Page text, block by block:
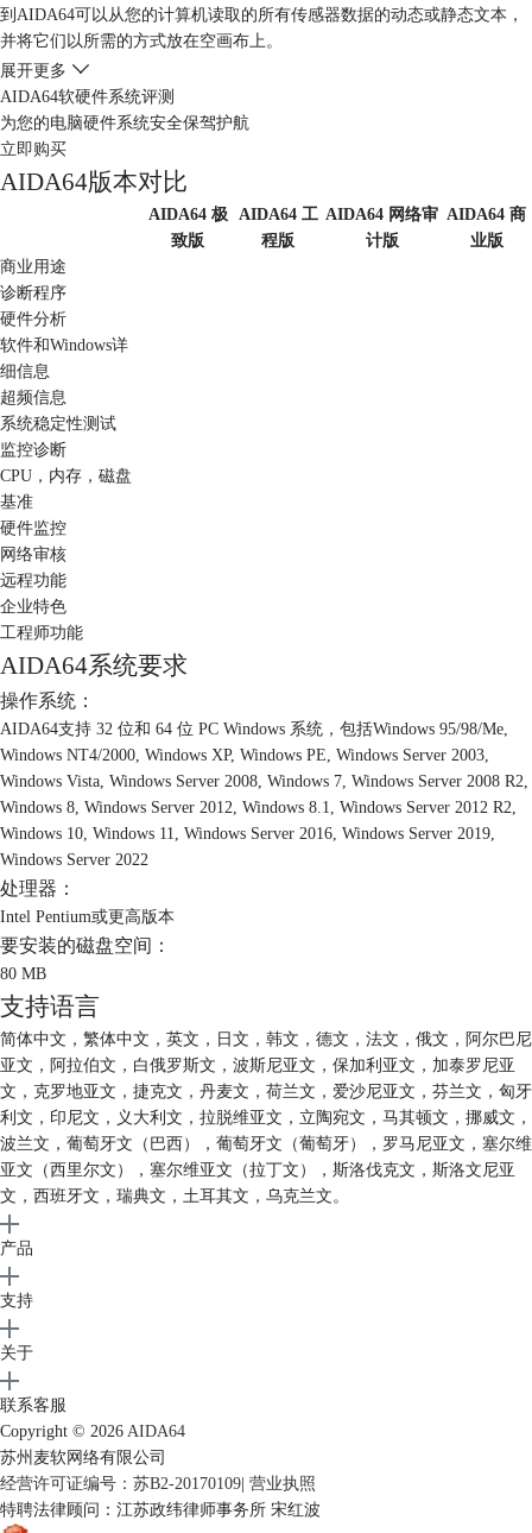
到AIDA64可以从您的计算机读取的所有传感器数据的动态或静态文本，
并将它们以所需的方式放在空画布上。
展开更多
AIDA64软硬件系统评测
为您的电脑硬件系统安全保驾护航
立即购买
AIDA64版本对比
AIDA64 极
致版
AIDA64 工
程版
AIDA64 网络审
计版
AIDA64 商
业版
商业用途
诊断程序
硬件分析
软件和Windows详
细信息
超频信息
系统稳定性测试
监控诊断
CPU，内存，磁盘
基准
硬件监控
网络审核
远程功能
企业特色
工程师功能
AIDA64系统要求
操作系统：
AIDA64支持 32 位和 64 位 PC Windows 系统，包括Windows 95/98/Me,
Windows NT4/2000, Windows XP, Windows PE, Windows Server 2003,
Windows Vista, Windows Server 2008, Windows 7, Windows Server 2008 R2,
Windows 8, Windows Server 2012, Windows 8.1, Windows Server 2012 R2,
Windows 10, Windows 11, Windows Server 2016, Windows Server 2019,
Windows Server 2022
处理器：
Intel Pentium或更高版本
要安装的磁盘空间：
80 MB
支持语言
简体中文，繁体中文，英文，日文，韩文，德文，法文，俄文，阿尔巴尼
亚文，阿拉伯文，白俄罗斯文，波斯尼亚文，保加利亚文，加泰罗尼亚
文，克罗地亚文，捷克文，丹麦文，荷兰文，爱沙尼亚文，芬兰文，匈牙
利文，印尼文，义大利文，拉脱维亚文，立陶宛文，马其顿文，挪威文，
波兰文，葡萄牙文（巴西），葡萄牙文（葡萄牙），罗马尼亚文，塞尔维
亚文（西里尔文），塞尔维亚文（拉丁文），斯洛伐克文，斯洛文尼亚
文，西班牙文，瑞典文，土耳其文，乌克兰文。
产品
支持
关于
联系客服
Copyright © 2026 AIDA64
苏州麦软网络有限公司
经营许可证编号：苏B2-20170109 营业执照
特聘法律顾问：江苏政纬律师事务所 宋红波